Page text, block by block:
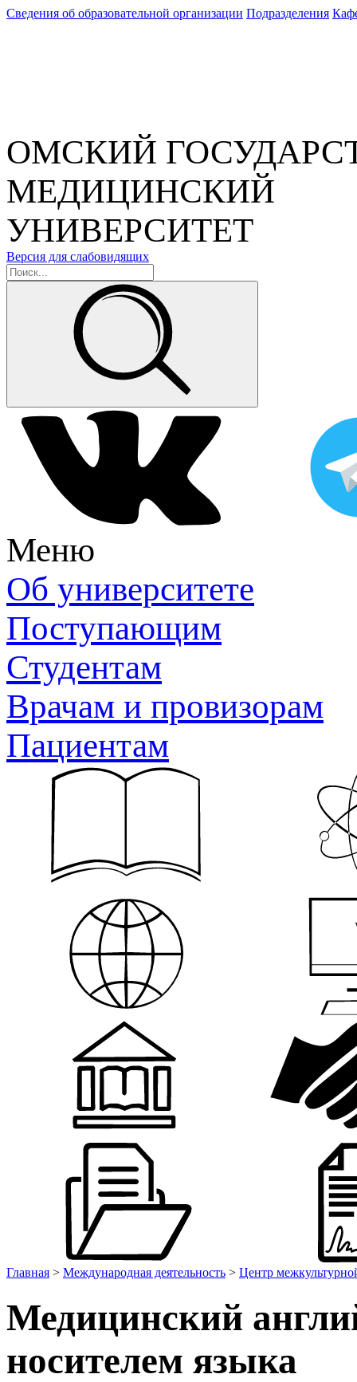
Сведения об образовательной организации Подразделения
ОМСКИЙ
МЕДИЦИНСКИЙ
УНИВЕРСИТЕТ
Версия для слабовидящих
Меню
Об университете
Поступающим
Студентам
Врачам и провизорам
Пациентам
Главная > Международная деятельность > Центр
Медицинский
носителем языка